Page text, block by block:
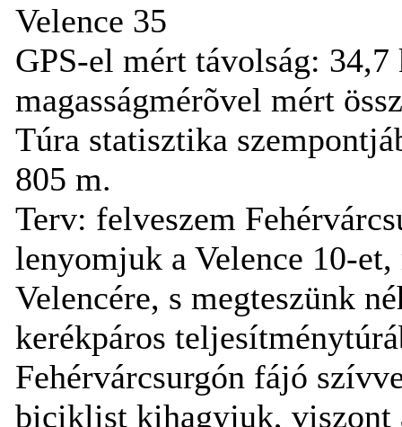
Velence 35
GPS-el mért távolság:
magasságmérõvel mért
Túra statisztika
805 m.
Terv: felveszem
lenyomjuk a Velence 10-
Velencére, s megteszünk
kerékpáros
Fehérvárcsurgón fájó
biciklist kihagyjuk, viszont